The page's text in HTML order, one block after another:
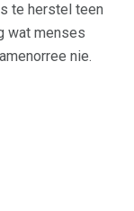
te herstel teen
wat menses
nie.